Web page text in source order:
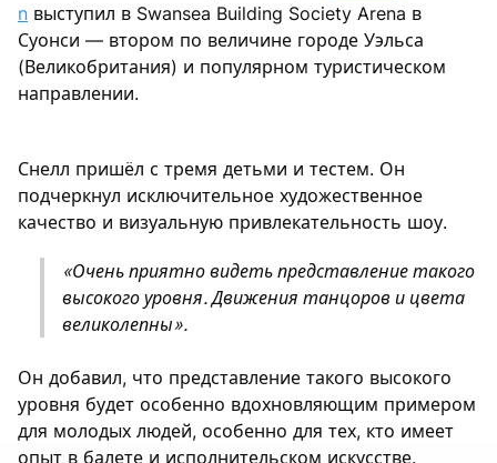
n выступил в Swansea Building Society Arena в
Суонси — втором по величине городе Уэльса
(Великобритания) и популярном туристическом
направлении.
Снелл пришёл с тремя детьми и тестем. Он
подчеркнул исключительное художественное
качество и визуальную привлекательность шоу.
«Очень приятно видеть представление такого
высокого уровня. Движения танцоров и цвета
великолепны».
Он добавил, что представление такого высокого
уровня будет особенно вдохновляющим примером
для молодых людей, особенно для тех, кто имеет
опыт в балете и исполнительском искусстве.